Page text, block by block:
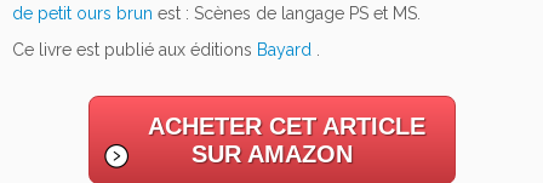
de petit ours brun est : Scènes de langage PS et MS.
Ce livre est publié aux éditions Bayard
ACHETER CET ARTICLE
SUR AMAZON